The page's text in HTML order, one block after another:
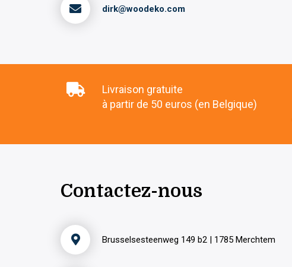
dirk@woodeko.com
Livraison gratuite
à partir de 50 euros (en Belgique)
Contactez-nous
Brusselsesteenweg 149 b2 | 1785 Merchtem